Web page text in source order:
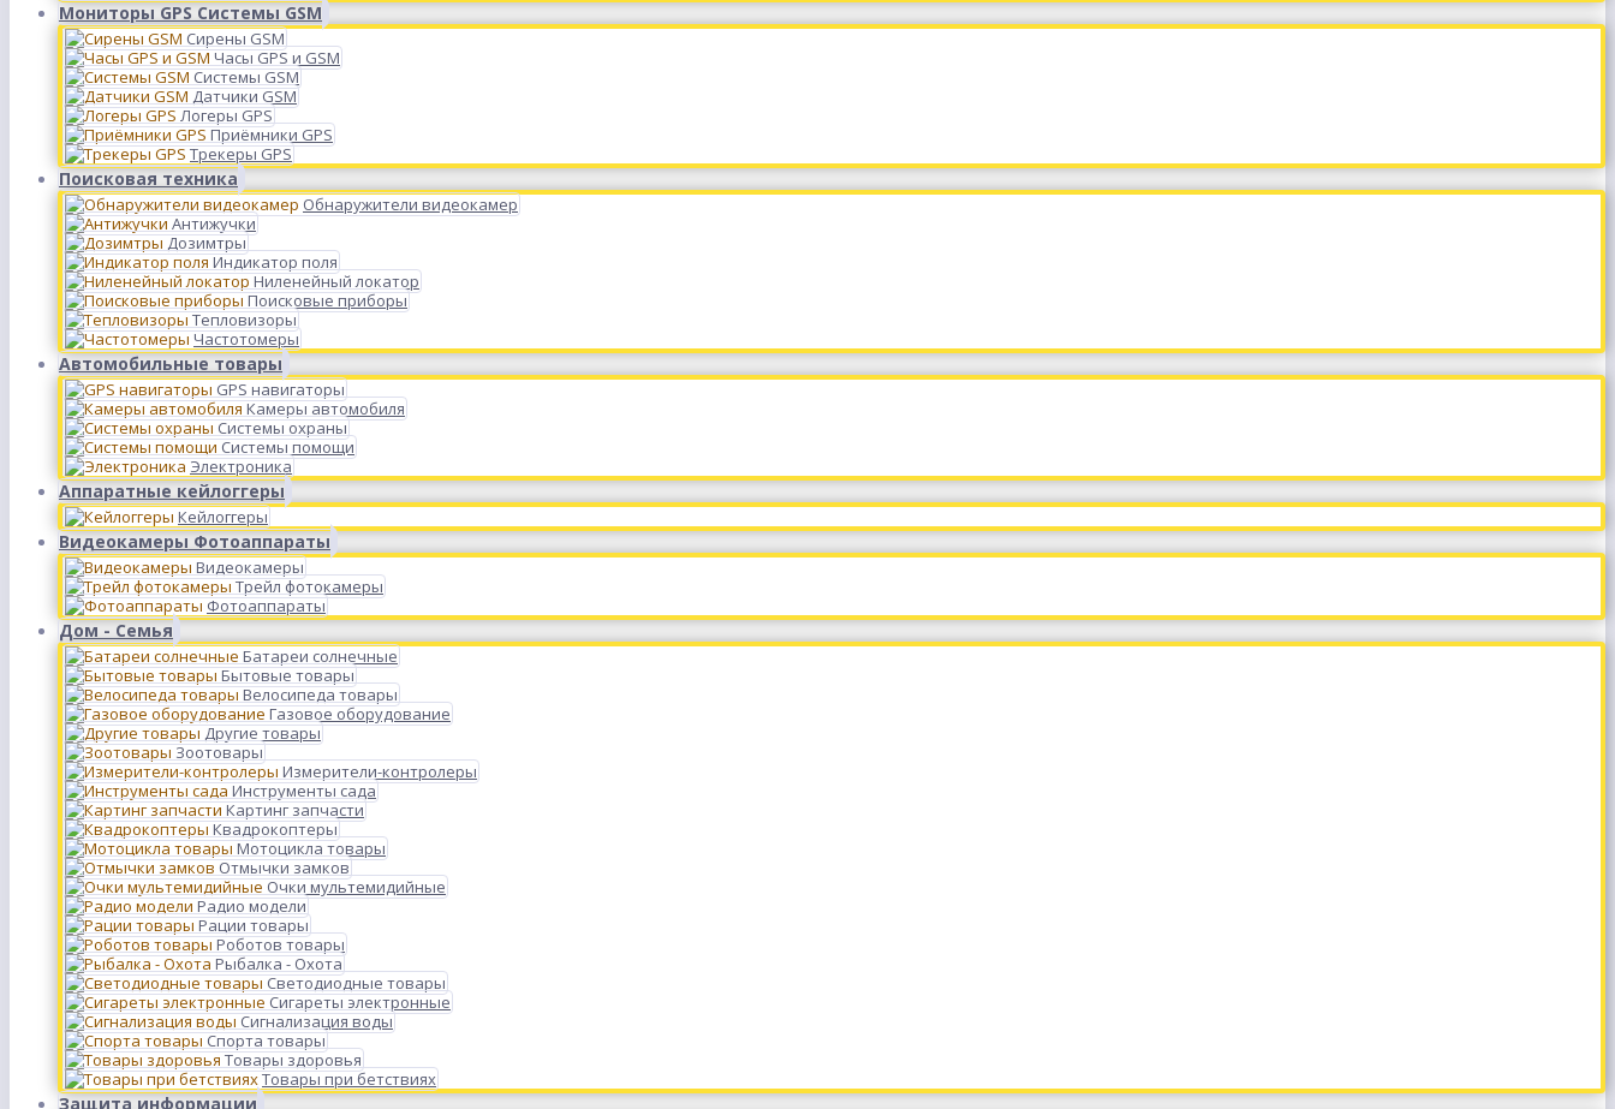
Мониторы GPS Системы GSM
Сирены GSM
Часы GPS и GSM
Системы GSM
Датчики GSM
Логеры GPS
Приёмники GPS
Трекеры GPS
Поисковая техника
Обнаружители видеокамер
Антижучки
Дозимтры
Индикатор поля
Ниленейный локатор
Поисковые приборы
Тепловизоры
Частотомеры
Автомобильные товары
GPS навигаторы
Камеры автомобиля
Системы охраны
Системы помощи
Электроника
Аппаратные кейлоггеры
Кейлоггеры
Видеокамеры Фотоаппараты
Видеокамеры
Трейл фотокамеры
Фотоаппараты
Дом - Семья
Батареи солнечные
Бытовые товары
Велосипеда товары
Газовое оборудование
Другие товары
Зоотовары
Измерители-контролеры
Инструменты сада
Картинг запчасти
Квадрокоптеры
Мотоцикла товары
Отмычки замков
Очки мультемидийные
Радио модели
Рации товары
Роботов товары
Рыбалка - Охота
Светодиодные товары
Сигареты электронные
Сигнализация воды
Спорта товары
Товары здоровья
Товары при бетствиях
Защита информации